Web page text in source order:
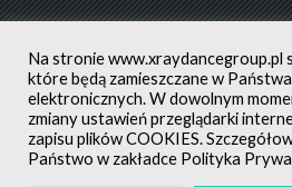
POLITYKA PRYWATNOŚCI
CREATED BY:
Na stroniewww.xraydancegroup.pl
które będą zamieszczane w
elektronicznych. W dowolnym
zmiany ustawień przeglądarki
zapisu plików COOKIES.
Państwo w zakładce Polityka